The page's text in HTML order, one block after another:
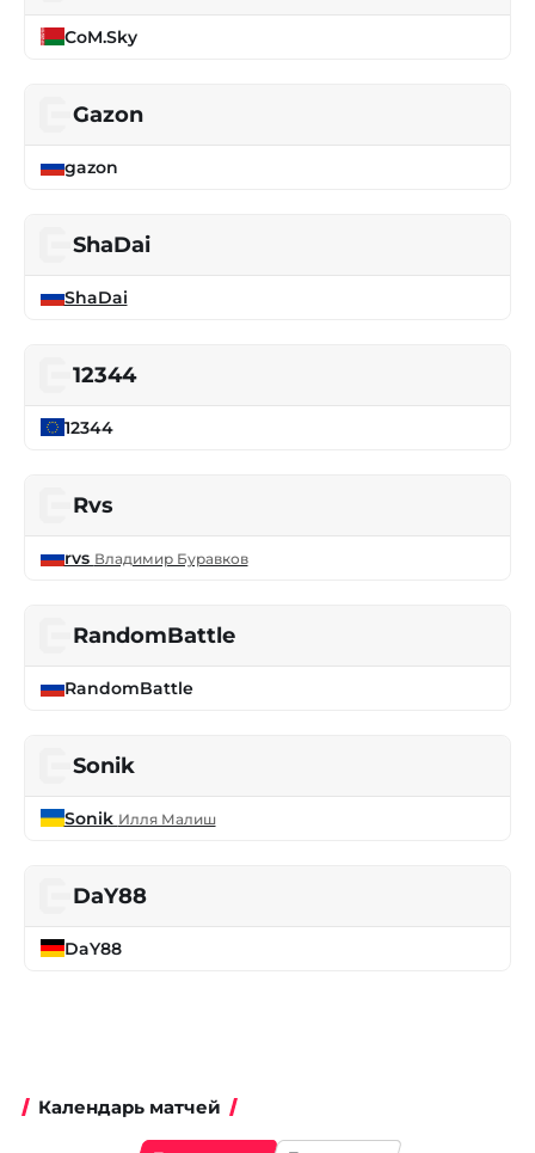
CoM.Sky
Gazon
gazon
ShaDai
ShaDai
12344
12344
Rvs
rvs Владимир Буравков
RandomBattle
RandomBattle
Sonik
Sonik Илля Малиш
DaY88
DaY88
Календарь матчей